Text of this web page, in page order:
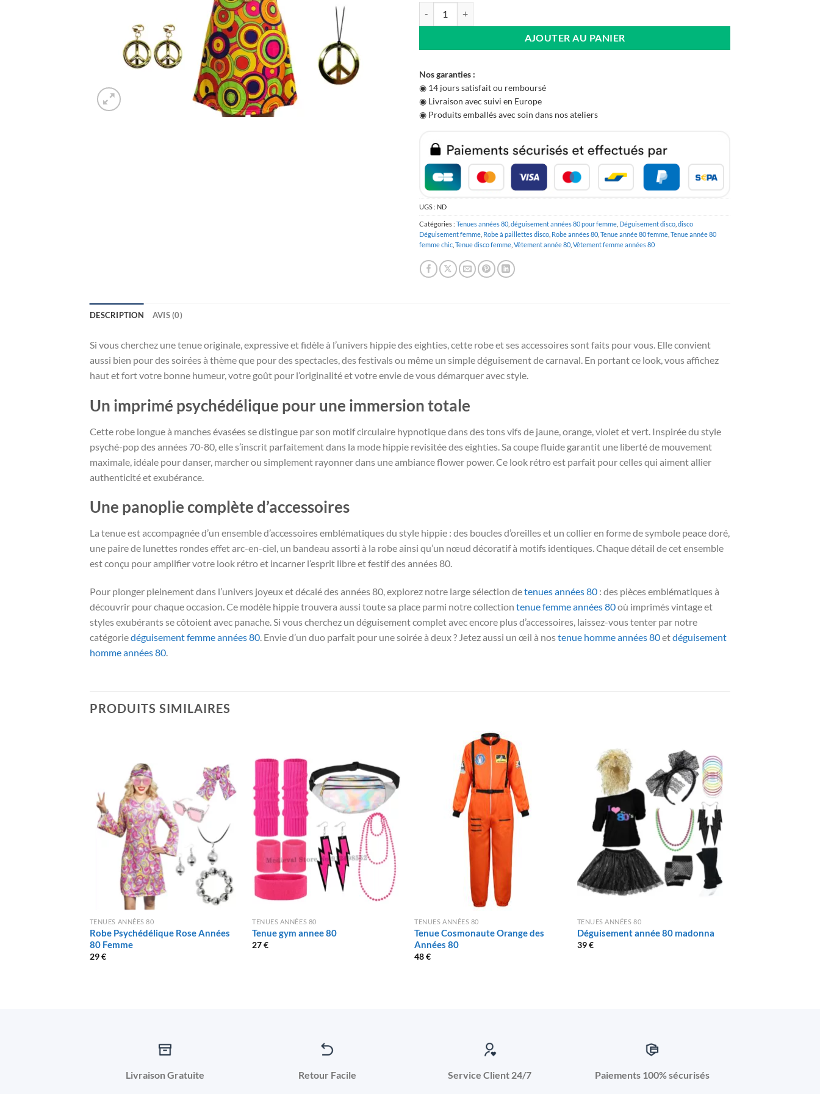
AJOUTER AU PANIER
Nos garanties :
◉ 14 jours satisfait ou remboursé
◉ Livraison avec suivi en Europe
◉ Produits emballés avec soin dans nos ateliers
UGS : ND
Catégories : Tenues années 80 déguisement années 80 pour femme Déguisement disco disco
Déguisement femme Robe à paillettes disco Robe années 80 Tenue année 80 femme Tenue année 80
femme chic Tenue disco femme Vêtement année 80 Vêtement femme années 80
DESCRIPTION AVIS (0)
Si vous cherchez une tenue originale, expressive et fidèle à l’univers hippie des eighties, cette robe et ses accessoires sont faits pour vous. Elle convient
aussi bien pour des soirées à thème que pour des spectacles, des festivals ou même un simple déguisement de carnaval. En portant ce look, vous affichez
haut et fort votre bonne humeur, votre goût pour l’originalité et votre envie de vous démarquer avec style.
Un imprimé psychédélique pour une immersion totale
Cette robe longue à manches évasées se distingue par son motif circulaire hypnotique dans des tons vifs de jaune, orange, violet et vert. Inspirée du style
psyché-pop des années 70-80, elle s’inscrit parfaitement dans la mode hippie revisitée des eighties. Sa coupe fluide garantit une liberté de mouvement
maximale, idéale pour danser, marcher ou simplement rayonner dans une ambiance flower power. Ce look rétro est parfait pour celles qui aiment allier
authenticité et exubérance.
Une panoplie complète d’accessoires
La tenue est accompagnée d’un ensemble d’accessoires emblématiques du style hippie : des boucles d’oreilles et un collier en forme de symbole peace doré,
une paire de lunettes rondes effet arc-en-ciel, un bandeau assorti à la robe ainsi qu’un nœud décoratif à motifs identiques. Chaque détail de cet ensemble
est conçu pour amplifier votre look rétro et incarner l’esprit libre et festif des années 80.
Pour plonger pleinement dans l’univers joyeux et décalé des années 80, explorez notre large sélection detenues années 80 : des pièces emblématiques à
découvrir pour chaque occasion. Ce modèle hippie trouvera aussi toute sa place parmi notre collection tenue femme années 80où imprimés vintage et
styles exubérants se côtoient avec panache. Si vous cherchez un déguisement complet avec encore plus d’accessoires, laissez-vous tenter par notre
catégoriedéguisement femme années 80. Envie d’un duo parfait pour une soirée à deux ? Jetez aussi un œil à nostenue homme années 80etdéguisement
homme années 80.
PRODUITS SIMILAIRES
TENUES ANNÉES 80
Robe Psychédélique Rose Années
80 Femme
29€
TENUES ANNÉES 80
Tenue gym annee 80
27€
TENUES ANNÉES 80
Tenue Cosmonaute Orange des
Années 80
48€
TENUES ANNÉES 80
Déguisement année 80 madonna
39€
Livraison Gratuite Retour Facile Service Client 24/7 Paiements 100% sécurisés